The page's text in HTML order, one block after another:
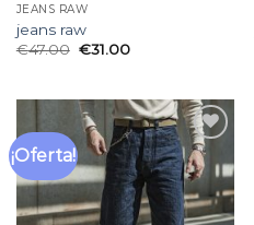
JEANS RAW
jeans raw
€47.00 €31.00
¡Oferta!
Añadir
a la
lista
de
deseos